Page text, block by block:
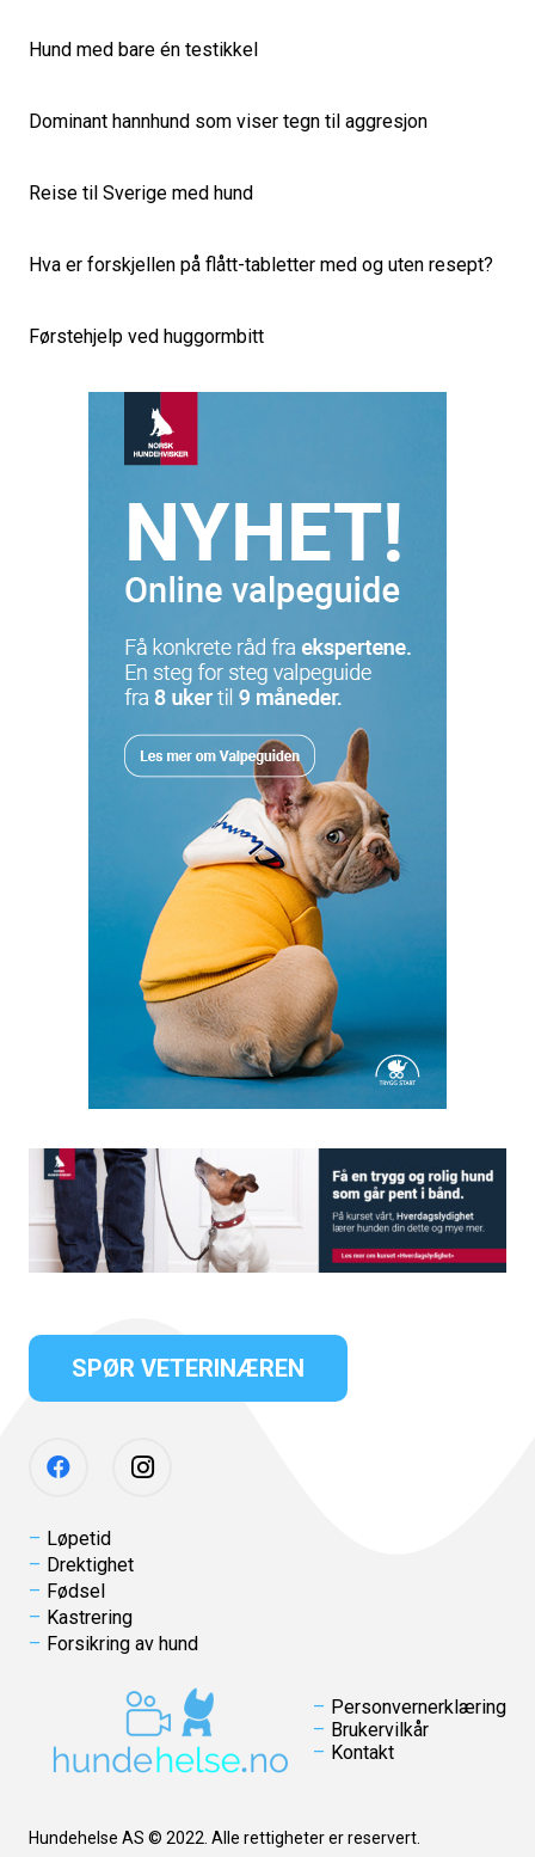
Hund med bare én testikkel
Dominant hannhund som viser tegn til aggresjon
Reise til Sverige med hund
Hva er forskjellen på flått-tabletter med og uten resept?
Førstehjelp ved huggormbitt
SPØR VETERINÆREN
Løpetid
Drektighet
Fødsel
Kastrering
Forsikring av hund
Personvernerklæring
Brukervilkår
Kontakt
Hundehelse AS © 2022. Alle rettigheter er reservert.